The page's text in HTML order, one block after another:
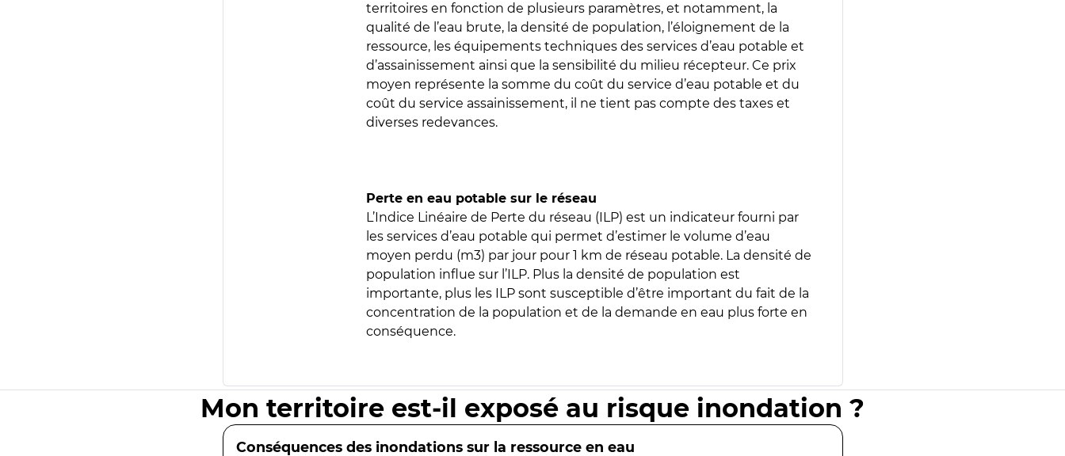
territoires en fonction de plusieurs paramètres, et notamment, la
qualité de l’eau brute, la densité de population, l’éloignement de la
ressource, les équipements techniques des services d’eau potable et
d’assainissement ainsi que la sensibilité du milieu récepteur. Ce prix
moyen représente la somme du coût du service d’eau potable et du
coût du service assainissement, il ne tient pas compte des taxes et
diverses redevances.
Perte en eau potable sur le réseau
L’Indice Linéaire de Perte du réseau (ILP) est un indicateur fourni par
les services d’eau potable qui permet d’estimer le volume d’eau
moyen perdu (m3) par jour pour 1 km de réseau potable. La densité de
population influe sur l’ILP. Plus la densité de population est
importante, plus les ILP sont susceptible d’être important du fait de la
concentration de la population et de la demande en eau plus forte en
conséquence.
Mon territoire est-il exposé au risque inondation ?
Conséquences des inondations sur la ressource en eau